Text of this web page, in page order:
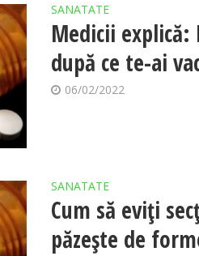
SANATATE
Medicii explică:
după ce te-ai
06/02/2022
SANATATE
Cum să eviți
păzește de